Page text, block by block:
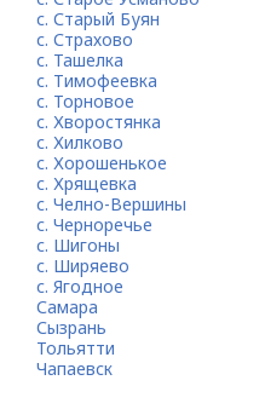
с. Старый Буян
с. Страхово
с. Ташелка
с. Тимофеевка
с. Торновое
с. Хворостянка
с. Хилково
с. Хорошенькое
с. Хрящевка
с. Челно-Вершины
с. Черноречье
с. Шигоны
с. Ширяево
с. Ягодное
Самара
Сызрань
Тольятти
Чапаевск